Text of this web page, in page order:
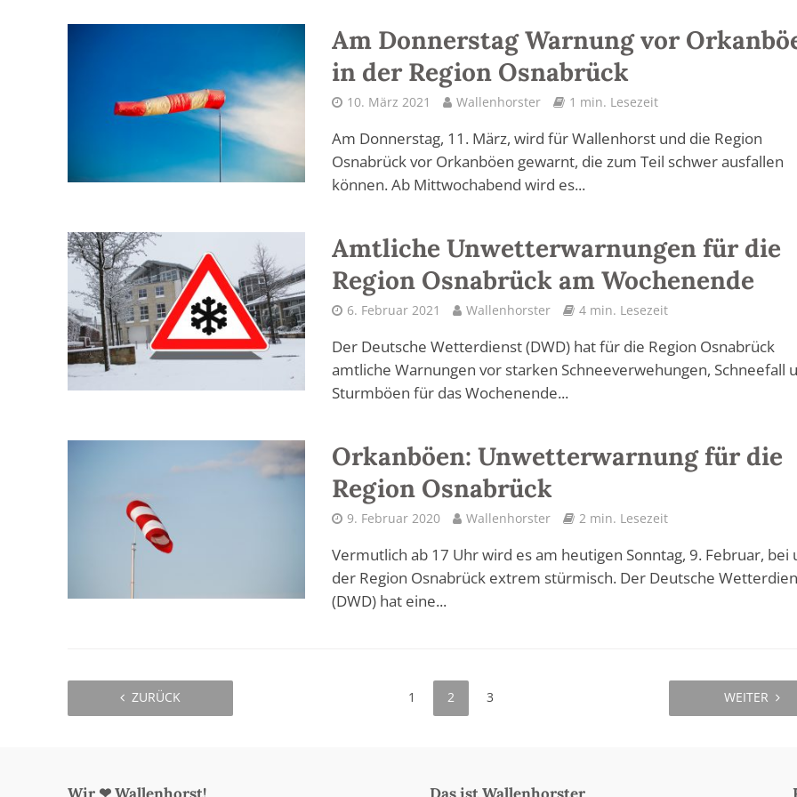
Am Donnerstag Warnung vor
in der Region Osnabrück
10. März 2021 Wallenhorster 1 min. Lesezeit
Am Donnerstag, 11. März, wird für Wallenhorst und die Region
Osnabrück vor Orkanböen gewarnt, die zum Teil schwer ausfallen
können. Ab Mittwochabend wird es...
Amtliche Unwetterwarnungen für die
Region Osnabrück am Wochenende
6. Februar 2021 Wallenhorster 4 min. Lesezeit
Der Deutsche Wetterdienst (DWD) hat für die Region Osnabrück
amtliche Warnungen vor starken Schneeverwehungen, Schneefall
Sturmböen für das Wochenende...
Orkanböen: Unwetterwarnung für die
Region Osnabrück
9. Februar 2020 Wallenhorster 2 min. Lesezeit
Vermutlich ab 17 Uhr wird es am heutigen Sonntag, 9. Februar, bei
der Region Osnabrück extrem stürmisch. Der Deutsche
(DWD) hat eine...
ZURÜCK 1 2 3 WEITER